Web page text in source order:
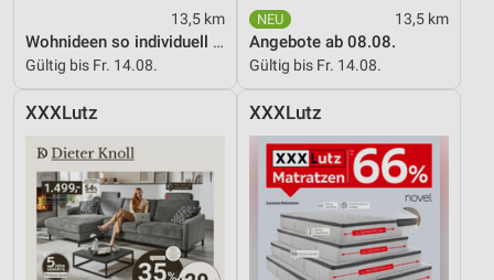
13,5 km
Wohnideen so individuell wie du!
Gültig bis Fr. 14.08.
13,5 km
Angebote ab 08.08.
Gültig bis Fr. 14.08.
XXXLutz XXXLutz